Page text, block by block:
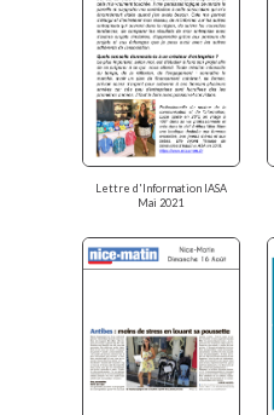
Lettre d'Information IASA
Mai 2021